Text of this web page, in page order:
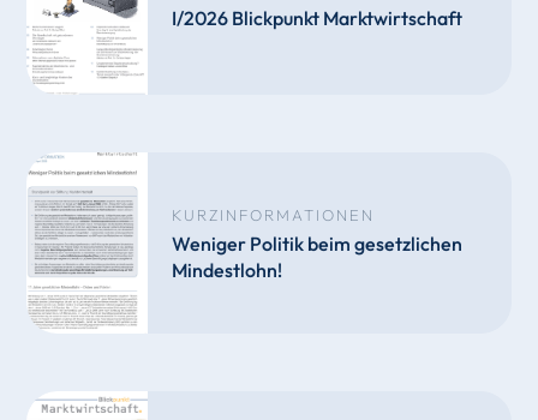
I/2026 Blickpunkt Marktwirtschaft
KURZINFORMATIONEN
Weniger Politik beim gesetzlichen
Mindestlohn!